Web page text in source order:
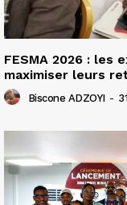
FESMA 2026 : les
maximiser leurs
Biscone ADZOYI -